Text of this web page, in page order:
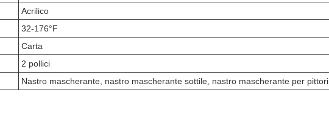
Acrilico
32-176°F
Carta
2 pollici
Nastro mascherante, nastro mascherante sottile, nastro mascherante per pittori